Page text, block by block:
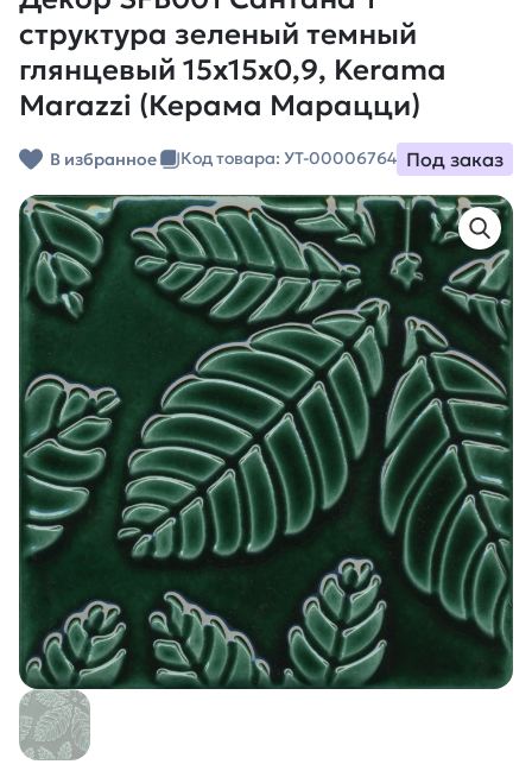
структура зеленый темный
глянцевый 15x15x0,9, Kerama
Marazzi (Керама Марацци)
В избранное Код товара: УТ-00006764 Под заказ